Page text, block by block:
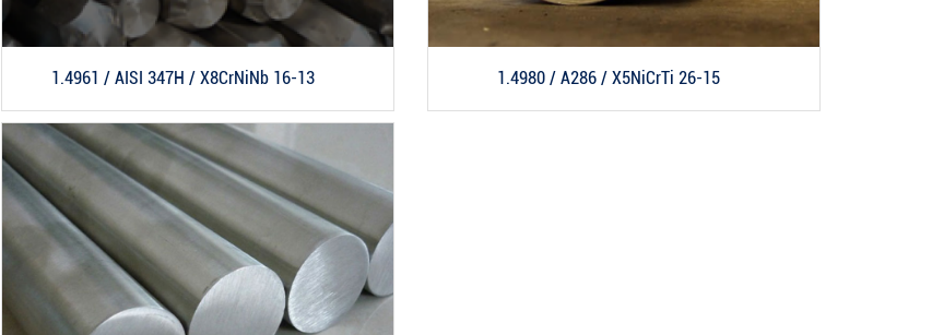
1.4961 / AISI 347H / X8CrNiNb 16-13 1.4980 / A286 / X5NiCrTi 26-15